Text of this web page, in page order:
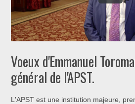
Voeux d'Emmanuel
général de l'APST.
L'APST est une institution majeure,